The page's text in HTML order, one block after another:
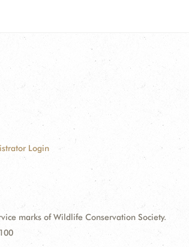
Login
marks of Wildlife Conservation Society.